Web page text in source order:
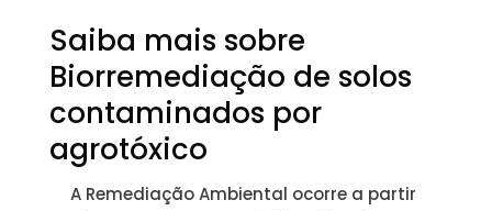
Saiba mais sobre
Biorremediação de solos
contaminados por
agrotóxico
A Remediação Ambiental ocorre a partir